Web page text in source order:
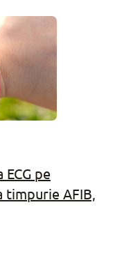
pe
timpurie AFIB,